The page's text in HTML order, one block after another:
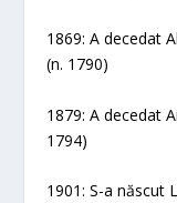
1869: A decedat
(n. 1790)
1879: A decedat
1794)
1901: S-a născut